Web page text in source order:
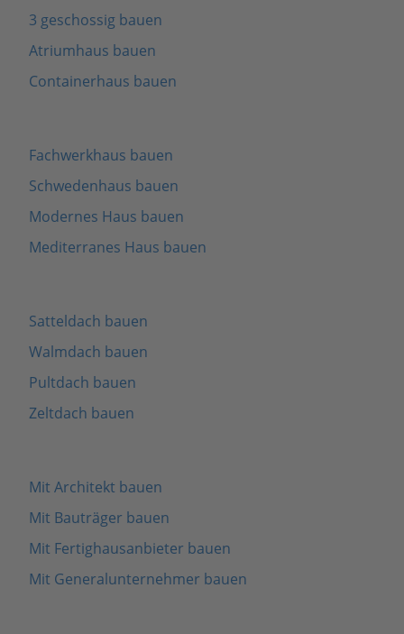
3 geschossig bauen
Atriumhaus bauen
Containerhaus bauen
Fachwerkhaus bauen
Schwedenhaus bauen
Modernes Haus bauen
Mediterranes Haus bauen
Satteldach bauen
Walmdach bauen
Pultdach bauen
Zeltdach bauen
Mit Architekt bauen
Mit Bauträger bauen
Mit Fertighausanbieter bauen
Mit Generalunternehmer bauen